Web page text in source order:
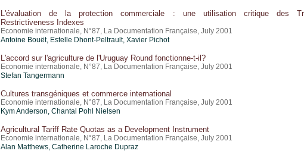
L'évaluation de la protection commerciale : une utilisation critique des
Restrictiveness Indexes
Economie internationale, N°87, La Documentation Française, July 2001
Antoine Bouët, Estelle Dhont-Peltrault, Xavier Pichot
L'accord sur l'agriculture de l'Uruguay Round fonctionne-t-il?
Economie internationale, N°87, La Documentation Française, July 2001
Stefan Tangermann
Cultures transgéniques et commerce international
Economie internationale, N°87, La Documentation Française, July 2001
Kym Anderson, Chantal Pohl Nielsen
Agricultural Tariff Rate Quotas as a Development Instrument
Economie internationale, N°87, La Documentation Française, July 2001
Alan Matthews, Catherine Laroche Dupraz